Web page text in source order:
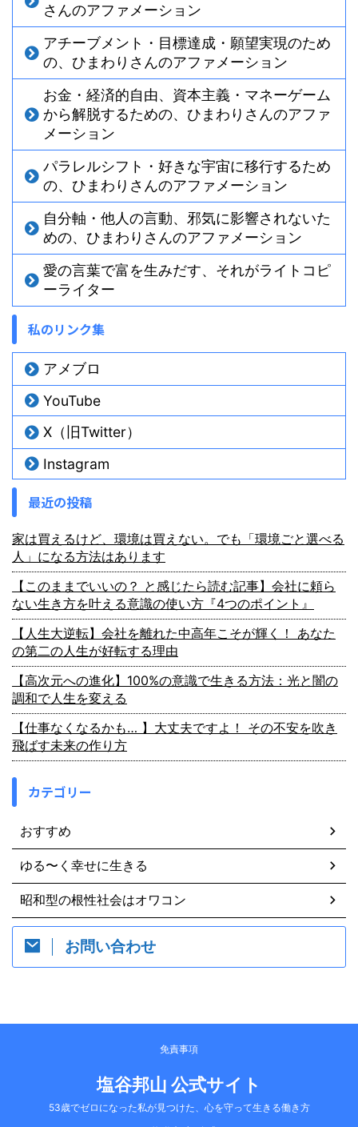
さんのアファメーション
アチーブメント・目標達成・願望実現のため
の、ひまわりさんのアファメーション
お金・経済的自由、資本主義・マネーゲーム
から解脱するための、ひまわりさんのアファ
メーション
パラレルシフト・好きな宇宙に移行するため
の、ひまわりさんのアファメーション
自分軸・他人の言動、邪気に影響されないた
めの、ひまわりさんのアファメーション
愛の言葉で富を生みだす、それがライトコピ
ーライター
私のリンク集
アメブロ
YouTube
X（旧Twitter）
Instagram
最近の投稿
家は買えるけど、環境は買えない。でも「環境ごと選べる
人」になる方法はあります
【このままでいいの？ と感じたら読む記事】会社に頼ら
ない生き方を叶える意識の使い方『4つのポイント』
【人生大逆転】会社を離れた中高年こそが輝く！ あなた
の第二の人生が好転する理由
【高次元への進化】100%の意識で生きる方法：光と闇の
調和で人生を変える
【仕事なくなるかも… 】大丈夫ですよ！ その不安を吹き
飛ばす未来の作り方
カテゴリー
おすすめ
ゆる〜く幸せに生きる
昭和型の根性社会はオワコン
お問い合わせ
免責事項
塩谷邦山 公式サイト
53歳でゼロになった私が見つけた、心を守って生きる働き方